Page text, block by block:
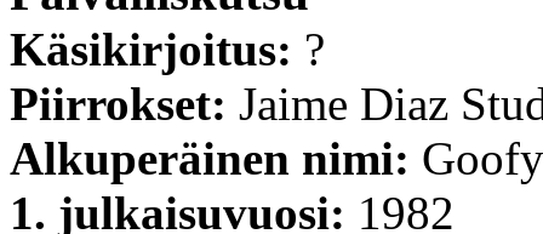
Käsikirjoitus: ?
Piirrokset: Jaime Diaz
Alkuperäinen nimi:
1. julkaisuvuosi: 1982